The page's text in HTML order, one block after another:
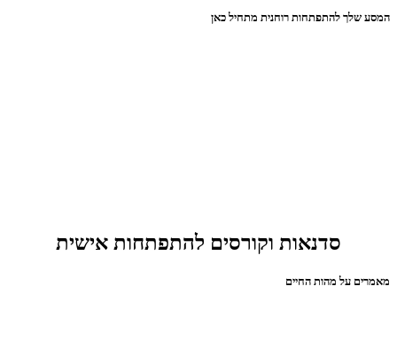
המסע שלך להתפתחות רוחנית מתחיל כאן
סדנאות וקורסים להתפתחות אישית
מאמרים על מהות החיים